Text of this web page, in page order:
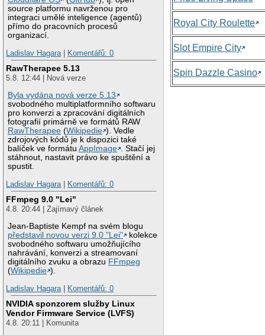
source platformu navrženou pro
integraci umělé inteligence (agentů)
přímo do pracovních procesů
organizací.
Ladislav Hagara
Komentářů: 0
RawTherapee 5.13
5.8. 12:44 | Nová verze
Byla vydána nová verze 5.13
svobodného multiplatformního softwaru
pro konverzi a zpracování digitálních
fotografií primárně ve formátů RAW
RawTherapee (Wikipedie ). Vedle
zdrojových kódů je k dispozici také
balíček ve formátuAppImage . Stačí jej
stáhnout, nastavit právo ke spuštění a
spustit.
Ladislav Hagara
Komentářů: 0
FFmpeg 9.0 "Lei"
4.8. 20:44 | Zajímavý článek
Jean-Baptiste Kempf na svém blogu
představil novou verzi 9.0 "Lei"
kolekce
svobodného softwaru umožňujícího
nahrávání, konverzi a streamovaní
digitálního zvuku a obrazu FFmpeg
(Wikipedie ).
Ladislav Hagara
Komentářů: 0
NVIDIA sponzorem služby Linux
Vendor Firmware Service (LVFS)
4.8. 20:11 | Komunita
Royal City Roulette
Slot Empire City
Spin Dazzle Casino